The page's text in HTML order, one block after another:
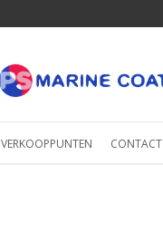
VERKOOPPUNTEN CONTACT